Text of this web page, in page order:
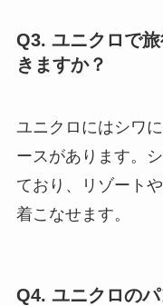
Q3. ユニクロで
きますか？
ユニクロにはシワ
ースがあります。
ており、リゾート
着こなせます。
Q4. ユニクロの